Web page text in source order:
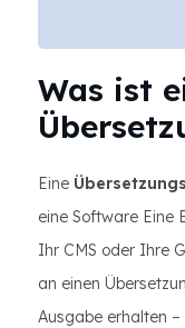
Was ist
Eine
eine Software Eine
Ihr CMS oder Ihre
an einen
Ausgabe erhalten